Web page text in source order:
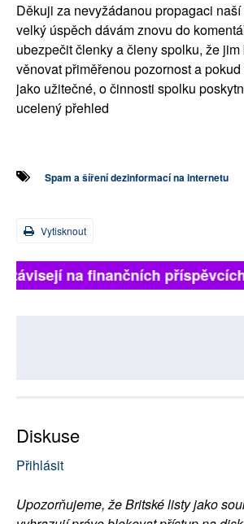
Děkuji za nevyžádanou propagaci
velký úspěch dávám znovu do
ubezpečit členky a členy spolku, že
věnovat přiměřenou pozornost a
jako užitečné, o činnosti spolku
ucelený přehled
Spam a šíření dezinformací na internetu
Vytisknout
na finančních příspěvcích
Diskuse
Přihlásit
Upozorňujeme, že Britské listy jako